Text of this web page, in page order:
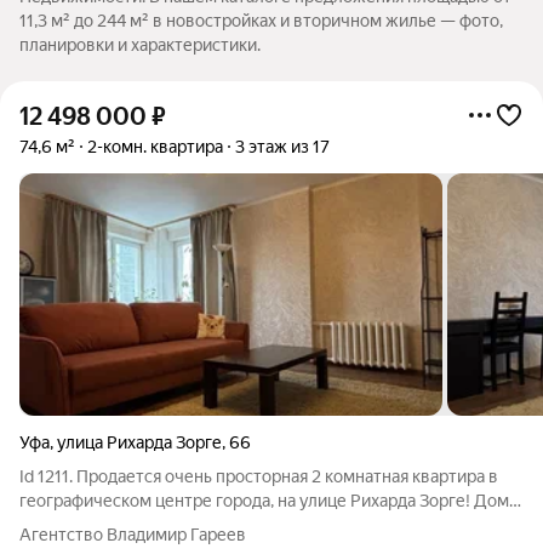
11,3 м² до 244 м² в новостройках и вторичном жилье — фото,
планировки и характеристики.
12 498 000 ₽
74,6 м² 2-комн. квартира 3 этаж из 17
Уфа,улица Рихарда Зорге,66
Id 1211. Продается очень просторная 2 комнатная квартира в
географическом центре города, на улице Рихарда Зорге! Дом
монолитно-кирпичный 2005 года постройки! Хорошо держит
тепло зимой и прохладу летом! Подойдет для тех, кто привык
Агентство Владимир Гареев